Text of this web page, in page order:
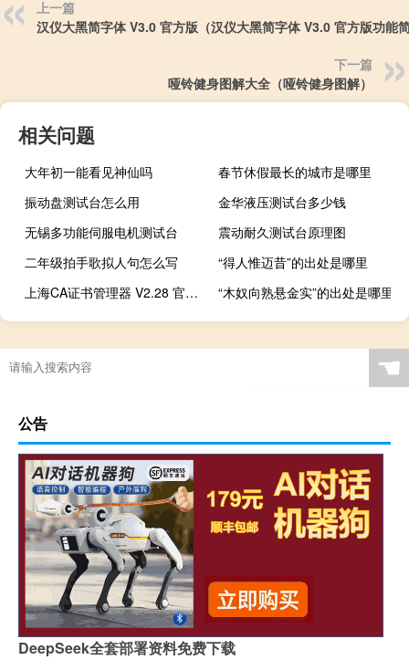
上一篇
汉仪大黑简字体 V3.0 官方版（汉仪大黑简字体 V3.0 官方版功能
下一篇
哑铃健身图解大全（哑铃健身图解）
相关问题
大年初一能看见神仙吗
春节休假最长的城市是哪里
振动盘测试台怎么用
金华液压测试台多少钱
无锡多功能伺服电机测试台
震动耐久测试台原理图
二年级拍手歌拟人句怎么写
“得人惟迈昔”的出处是哪里
上海CA证书管理器 V2.28 官方版（上海CA证书管理器 V2.28 官方版功能简介）
“木奴向熟悬金实”的出处是哪里
☚
公告
DeepSeek全套部署资料免费下载